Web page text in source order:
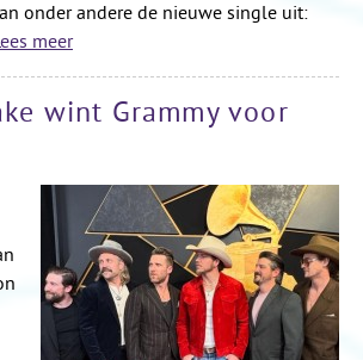
onder andere de nieuwe single uit:
meer
wint Grammy voor